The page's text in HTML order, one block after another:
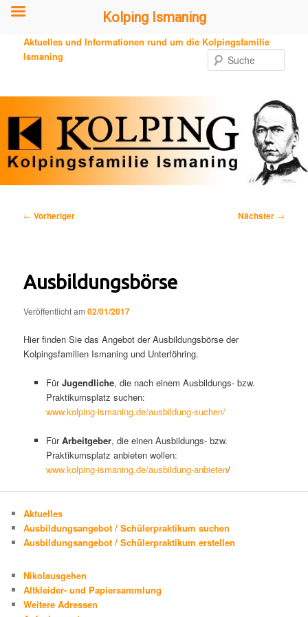
primären
Aktuelles und Informationen rund um die Kolpingsfamilie
Ismaning
Beitragsnavigation
← Vorheriger Nächster →
Ausbildungsbörse
Veröffentlicht am02/01/2017
Hier finden Sie das Angebot der Ausbildungsbörse der
Kolpingsfamilien Ismaning und Unterföhring.
FürJugendliche, die nach einem Ausbildungs- bzw.
Praktikumsplatz suchen:
www.kolping-ismaning.de/ausbildung-suchen/
FürArbeitgeber, die einen Ausbildungs- bzw.
Praktikumsplatz anbieten wollen:
www.kolping-ismaning.de/ausbildung-anbieten/
Aktuelles
Ausbildungsangebot / Schülerpraktikum suchen
Ausbildungsangebot / Schülerpraktikum erstellen
Nikolausgehen
Altkleider- und Papiersammlung
Weitere Adressen
Kolping Ismaning